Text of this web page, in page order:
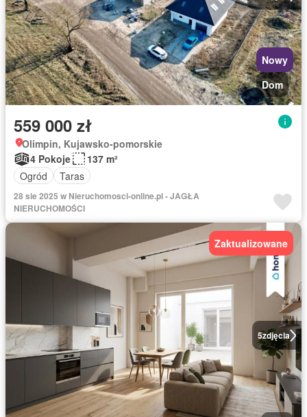
Nowy
Dom
559 000 zł
Olimpin, Kujawsko-pomorskie
4 Pokoje
137 m²
Ogród
Taras
28 sie 2025 w Nieruchomosci-online.pl - JAGŁA
NIERUCHOMOŚCI
5zdjęcia
Zaktualizowane